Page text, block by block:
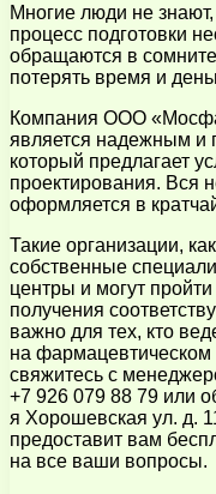
Многие люди не
процесс подготовки
обращаются в
потерять время и
Компания ООО
является надежным и
который предлагает
проектирования. Вся
оформляется в
Такие организации,
собственные
центры и могут
получения
важно для тех, кто
на
свяжитесь с
+7 926 079 88 79 или
я Хорошевская ул. д.
предоставит вам
на все ваши вопросы.